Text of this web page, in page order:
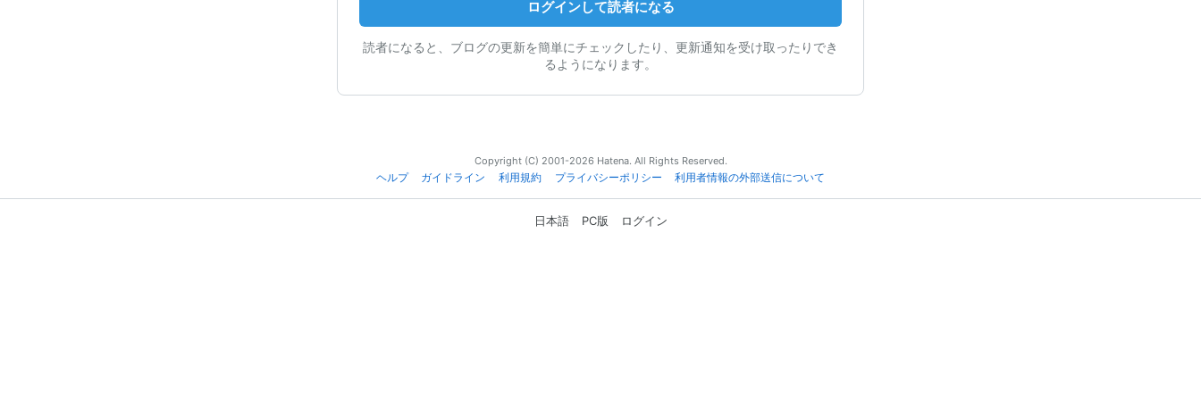
ログインして読者になる
読者になると、ブログの更新を簡単にチェックしたり、更新通知を受け取ったりでき
るようになります。
Copyright (C) 2001-2026 Hatena. All Rights Reserved.
ヘルプ
ガイドライン 利用規約 プライバシーポリシー 利用者情報の外部送信について
日本語 PC版 ログイン